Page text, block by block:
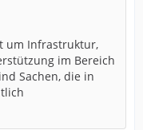
um Infrastruktur,
im Bereich
Sachen, die in